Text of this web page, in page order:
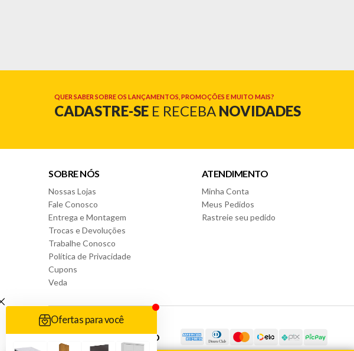
QUER SABER SOBRE OS LANÇAMENTOS, PROMOÇÕES E MUITO MAIS?
CADASTRE-SE E RECEBA NOVIDADES
SOBRE NÓS
Nossas Lojas
Fale Conosco
Entrega e Montagem
Trocas e Devoluções
Trabalhe Conosco
Política de Privacidade
Cupons
Veda
ATENDIMENTO
Minha Conta
Meus Pedidos
Rastreie seu pedido
FORMAS DE PAGAMENTO